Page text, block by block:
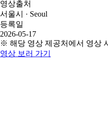
영상출처
서울시 · Seoul
등록일
2026-05-17
※ 해당 영상 제공처에서 영상
영상 보러 가기